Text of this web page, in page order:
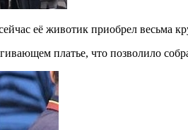
её животик приобрел весьма
платье, что позволило